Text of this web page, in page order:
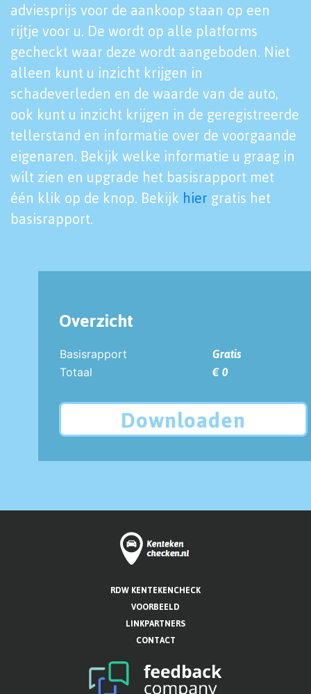
adviesprijs voor de aankoop staan op een
rijtje voor u. De wordt op alle platforms
gecheckt waar deze wordt aangeboden. Niet
alleen kunt u inzicht krijgen in
schadeverleden en de waarde van de auto,
ook kunt u inzicht krijgen in de geregistreerde
tellerstand en informatie over de voorgaande
eigenaren. Bekijk welke informatie u graag in
wilt zien en upgrade het basisrapport met
één klik op de knop. Bekijk hier gratis het
basisrapport.
Overzicht
Basisrapport
Gratis
Totaal
€ 0
Downloaden
RDW KENTEKENCHECK
VOORBEELD
LINKPARTNERS
CONTACT